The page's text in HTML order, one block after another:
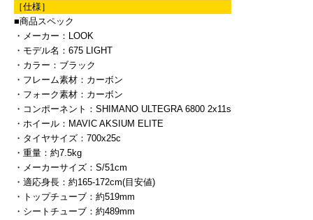
［仕様］
■商品スペック
・メーカー：LOOK
・モデル名：675 LIGHT
・カラー：ブラック
・フレーム素材：カーボン
・フォーク素材：カーボン
・コンポーネント：SHIMANO ULTEGRA 6800 2x11s
・ホイール：MAVIC AKSIUM ELITE
・タイヤサイズ：700x25c
・重量：約7.5kg
・メーカーサイズ：S/51cm
・適応身長：約165-172cm(目安値)
・トップチューブ：約519mm
・シートチューブ：約489mm